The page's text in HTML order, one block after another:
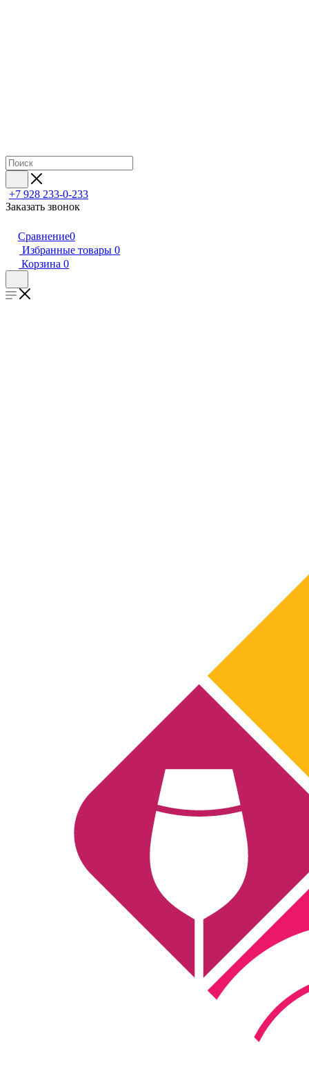
+7 928 233-0-233
Заказать звонок
Сравнение0
Избранные товары 0
Корзина 0